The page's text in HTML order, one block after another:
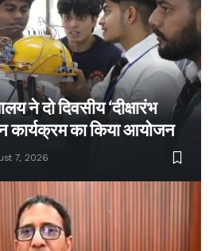
ने दो दिवसीय ‘दीक्षारंभ
कार्यक्रम का किया आयोजन
7, 2026